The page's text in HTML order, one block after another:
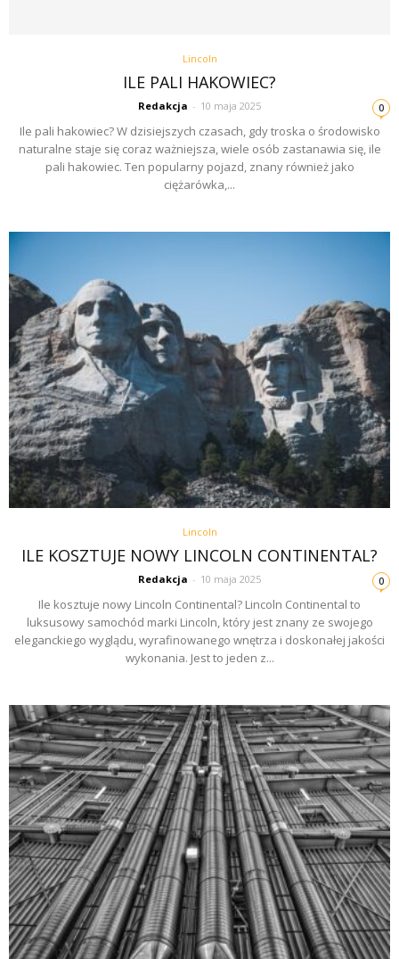
Lincoln
ILE PALI HAKOWIEC?
Redakcja - 10 maja 2025 0
Ile pali hakowiec? W dzisiejszych czasach, gdy troska o środowisko
naturalne staje się coraz ważniejsza, wiele osób zastanawia się, ile
pali hakowiec. Ten popularny pojazd, znany również jako
ciężarówka,...
Lincoln
ILE KOSZTUJE NOWY LINCOLN CONTINENTAL?
Redakcja - 10 maja 2025 0
Ile kosztuje nowy Lincoln Continental? Lincoln Continental to
luksusowy samochód marki Lincoln, który jest znany ze swojego
eleganckiego wyglądu, wyrafinowanego wnętrza i doskonałej jakości
wykonania. Jest to jeden z...